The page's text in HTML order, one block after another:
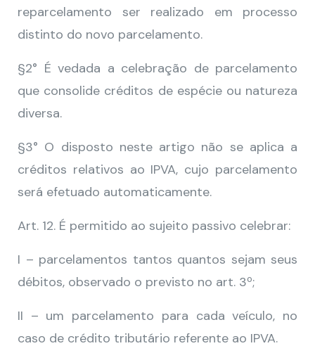
reparcelamento ser realizado em processo
distinto do novo parcelamento.
§2° É vedada a celebração de parcelamento
que consolide créditos de espécie ou natureza
diversa.
§3° O disposto neste artigo não se aplica a
créditos relativos ao IPVA, cujo parcelamento
será efetuado automaticamente.
Art. 12. É permitido ao sujeito passivo celebrar:
I – parcelamentos tantos quantos sejam seus
débitos, observado o previsto no art. 3º;
II – um parcelamento para cada veículo, no
caso de crédito tributário referente ao IPVA.